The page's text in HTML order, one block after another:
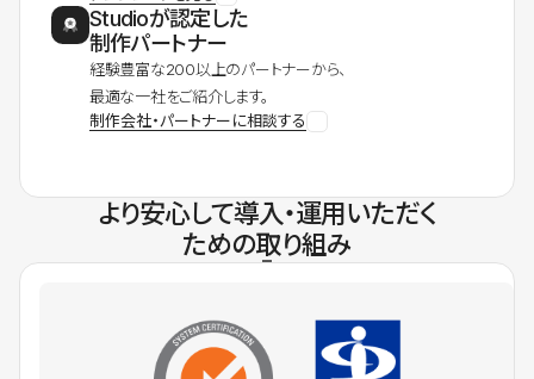
Studioが認定した
制作パートナー
経験豊富な200以上のパートナーから、
最適な一社をご紹介します。
制作会社・パートナーに相談する
より安心して導入・運用いただく
ための取り組み